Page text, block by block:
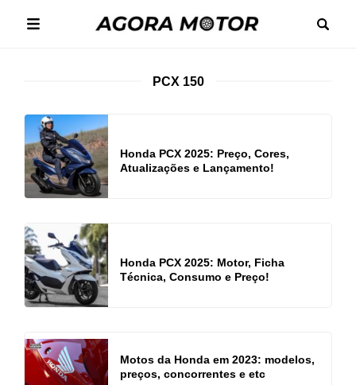
PCX 150
Honda PCX 2025: Preço, Cores,
Atualizações e Lançamento!
Honda PCX 2025: Motor, Ficha
Técnica, Consumo e Preço!
Motos da Honda em 2023: modelos,
preços, concorrentes e etc